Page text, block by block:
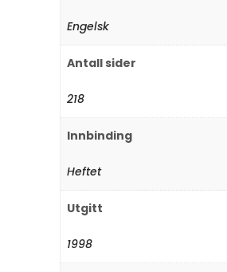
Engelsk
Antall sider
218
Innbinding
Heftet
Utgitt
1998